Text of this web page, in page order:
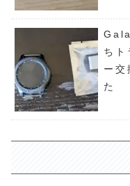
ちト
ー交
た